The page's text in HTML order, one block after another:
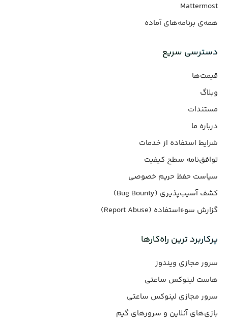
Mattermost
همه‌ی برنامه‌های آماده
دسترسی سریع
قیمت‌ها
وبلاگ
مستندات
درباره ما
شرایط استفاده از خدمات
توافق‌نامه سطح کیفیت
سیاست حفظ حریم خصوصی
کشف آسیب‌پذیری (Bug Bounty)
گزارش سوءاستفاده (Report Abuse)
پرکاربرد ترین راه‌کارها
سرور مجازی ویندوز
هاست لینوکس ساعتی
سرور مجازی لینوکس ساعتی
بازی‌های آنلاین و سرورهای گیم